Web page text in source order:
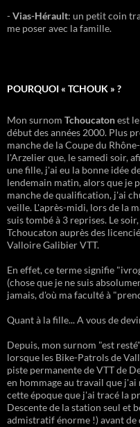
-Vias-Hérault: un petit coin
me poser avec la famille.
POURQUOI « TCHOUK » ?
Mon surnom Tchoucatonest
début des années 2000. Plus
manche de la Coupe du
l'Arzelier que, le samedi soir,
une fille, j'ai eu la bonne idée
lendemain matin, alors que je
manche de qualification, j'ai
veille. L'après-midi, lors de la
suis tombé à 3 reprises. Le
Tchoucaton auprès des
Valloire Galibier VTT.
En effet, ce terme signifie
(chose que je ne suis
jamais, d'où ma faculté à
Quant à la fille... A vous de
Depuis, mon surnom "est
lorsque les Bike-Patrols de
piste permanente de VTT de
en hommage au travail que j'ai
cette époque que j'ai tracé la
Descente de la station seul et
admistratif énorme !) avant